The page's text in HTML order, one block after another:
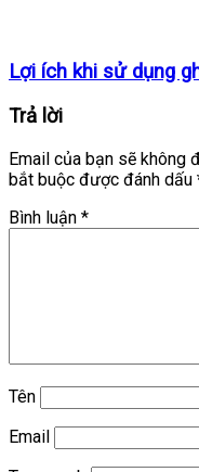
Lợi ích khi sử dụng
Trả lời
Email của bạn sẽ không
bắt buộc được đánh dấu
Bình luận *
Tên
Email